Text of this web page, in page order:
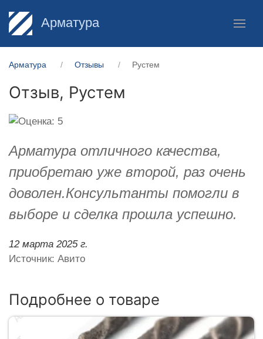
Арматура
Арматура Отзывы Рустем
Отзыв, Рустем
Арматура отличного качества,
приобретаю уже второй, раз очень
доволен.Консультанты помогли в
выборе и сделка прошла успешно.
12 марта 2025 г.
Источник: Авито
Подробнее о товаре